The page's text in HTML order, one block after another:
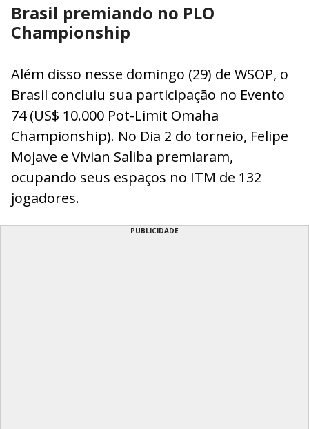
Brasil premiando no PLO
Championship
Além disso nesse domingo (29) de WSOP, o
Brasil concluiu sua participação no Evento
74 (US$ 10.000 Pot-Limit Omaha
Championship). No Dia 2 do torneio, Felipe
Mojave e Vivian Saliba premiaram,
ocupando seus espaços no ITM de 132
jogadores.
PUBLICIDADE